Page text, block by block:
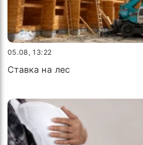
05.08, 13:22
Ставка на лес